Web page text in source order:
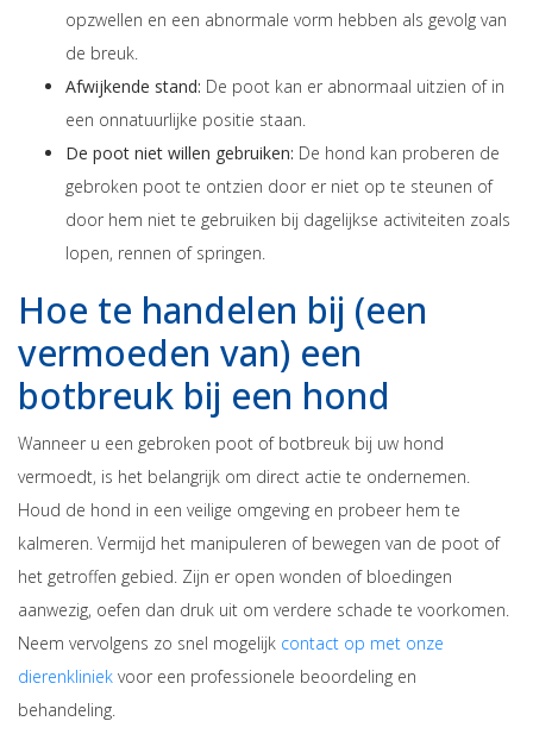
opzwellen en een abnormale vorm hebben als gevolg van
de breuk.
Afwijkende stand: De poot kan er abnormaal uitzien of in
een onnatuurlijke positie staan.
De poot niet willen gebruiken: De hond kan proberen de
gebroken poot te ontzien door er niet op te steunen of
door hem niet te gebruiken bij dagelijkse activiteiten zoals
lopen, rennen of springen.
Hoe te handelen bij (een
vermoeden van) een
botbreuk bij een hond
Wanneer u een gebroken poot of botbreuk bij uw hond
vermoedt, is het belangrijk om direct actie te ondernemen.
Houd de hond in een veilige omgeving en probeer hem te
kalmeren. Vermijd het manipuleren of bewegen van de poot of
het getroffen gebied. Zijn er open wonden of bloedingen
aanwezig, oefen dan druk uit om verdere schade te voorkomen.
Neem vervolgens zo snel mogelijk contact op met onze
dierenkliniek voor een professionele beoordeling en
behandeling.